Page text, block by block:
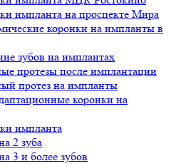
импланта на проспекте Мира
коронки на импланты в
зубов на имплантах
протезы после имплантации
протез на импланты
коронки на
импланта
2 зуба
3 и более зубов